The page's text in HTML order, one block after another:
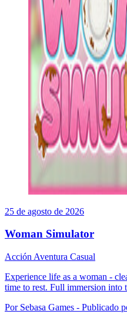
25 de agosto de 2026
Woman Simulator
Acción Aventura Casual
Experience life as a woman -
time to rest. Full immersion into
Por Sebasa Games - Publicado